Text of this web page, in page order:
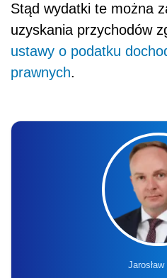
Stąd wydatki te można
uzyskania przychodów
ustawy o podatku
prawnych.